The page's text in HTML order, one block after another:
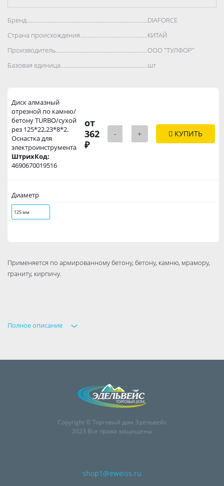
Бренд..................................................................................DIAFORCE
Страна происхождения..................................................................................
КИТАЙ
Производитель..................................................................................
ООО "ТУЛФОР"
Базовая единица..................................................................................
шт
Диск алмазный
отрезной по камню/
бетону TURBO/сухой
рез 125*22,23*8*2.
Оснастка для
электроинструмента
ШтрихКод:
4690670019516
от
362
₽
- + КУПИТЬ
Диаметр
125 мм
Применяется по армированному бетону, бетону, камню, мрамору,
граниту, кирпичу.
Полное описание
Copyright © Торговый дом Эдельвейс
2023 Все права защищены
shop1@eweiss.ru